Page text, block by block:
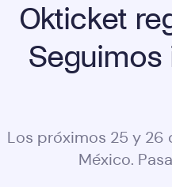
Okticket
Los próximos 25 y 26
México.